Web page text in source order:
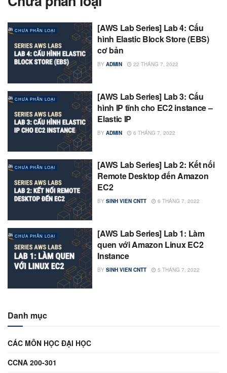
CHƯA PHÂN LOẠI
[AWS Lab Series] Lab 4: Cấu
hình Elastic Block Store (EBS)
cơ bản
BY ADMIN 22 THÁNG 7, 2022
CHƯA PHÂN LOẠI
[AWS Lab Series] Lab 3: Cấu
hình IP tĩnh cho EC2 instance –
Elastic IP
BY ADMIN 6 THÁNG 7, 2022
CHƯA PHÂN LOẠI
[AWS Lab Series] Lab 2: Kết nối
Remote Desktop đến Amazon
EC2
BY SINH VIEN CNTT 6 THÁNG 7, 2022
CHƯA PHÂN LOẠI
[AWS Lab Series] Lab 1: Làm
quen với Amazon Linux EC2
Instance
BY SINH VIEN CNTT 5 THÁNG 7, 2022
Danh mục
CÁC MÔN HỌC ĐẠI HỌC
CCNA 200-301